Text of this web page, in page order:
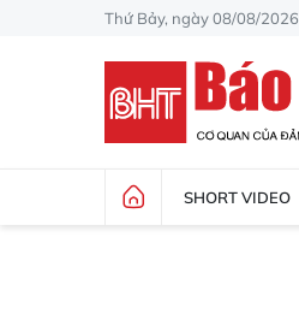
Thứ Bảy, ngày 08/08/2026
SHORT VIDEO